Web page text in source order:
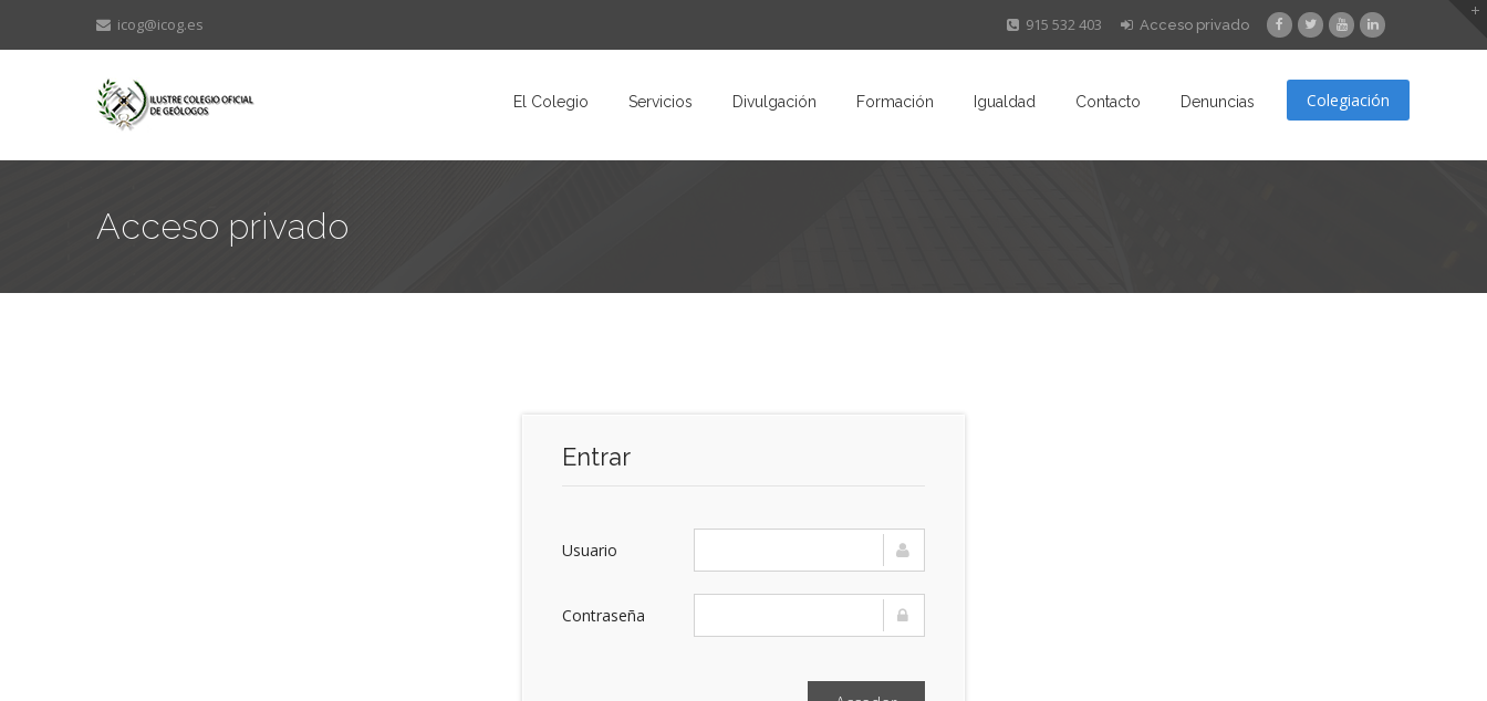
icog@icog.es 915 532 403 Acceso privado
El Colegio Servicios Divulgación Formación Igualdad Contacto Denuncias Colegiación
Acceso privado
Entrar
Usuario
Contraseña